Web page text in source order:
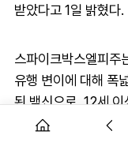
받았다고 1일 밝혔다.
스파이크박스엘피주
유행 변이에 대해 폭
된 백신으로, 12세
하다.